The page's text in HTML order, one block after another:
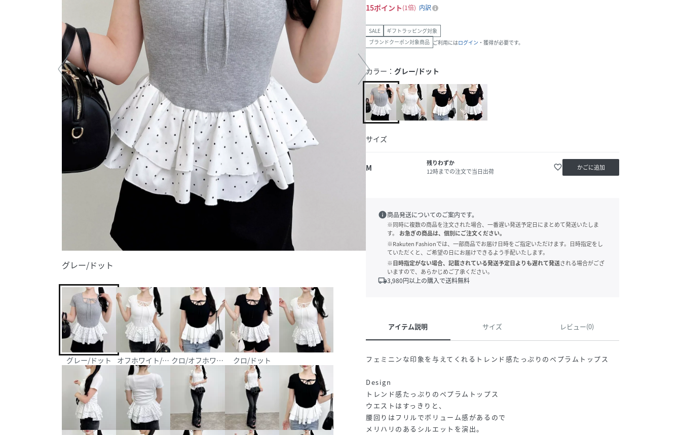
グレー/ドット
グレー/ドット オフホワイト/ドットクロ/オフホワイト クロ/ドット
15ポイント 1倍 内訳
SALE
ギフトラッピング対象
ブランドクーポン対象商品 ご利用にはログイン ・獲得が必要です。
カラー： グレー/ドット
サイズ
M
残りわずか
12時までの注文で当日出荷
favorite_border かごに追加
info商品発送についてのご案内です。
※同時に複数の商品を注文された場合、一番遅い発送予定日にまとめて発送いたしま
す。
お急ぎの商品は、個別にご注文ください。
※Rakuten Fashionでは、一部商品でお届け日時をご指定いただけます。日時指定をし
ていただくと、ご希望の日にお届けできるよう手配いたします。
※日時指定がない場合、記載されている発送予定日よりも遅れて発送される場合がござ
いますので、あらかじめご了承ください。
local_shipping3,980円以上の購入で送料無料
アイテム説明 サイズ レビュー(0)
フェミニンな印象を与えてくれるトレンド感たっぷりのペプラムトップス
Design
トレンド感たっぷりのペプラムトップス
ウエストはすっきりと、
腰回りはフリルでボリューム感があるので
メリハリのあるシルエットを演出。